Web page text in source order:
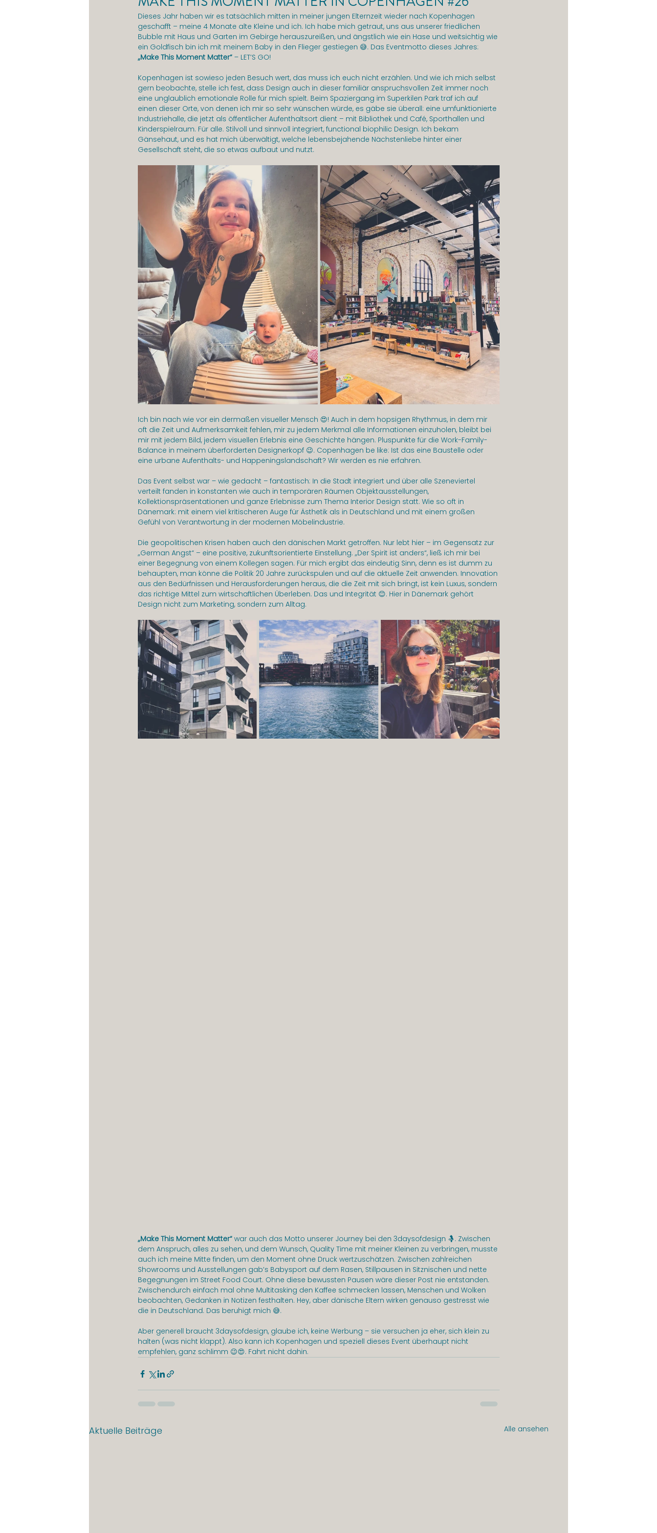
Dieses Jahr haben wir es tatsächlich mitten in meiner jungen Elternzeit wieder nach Kopenhagen
geschafft – meine 4 Monate alte Kleine und ich. Ich habe mich getraut, uns aus unserer friedlichen
Bubble mit Haus und Garten im Gebirge herauszureißen, und ängstlich wie ein Hase und weitsichtig wie
ein Goldfisch bin ich mit meinem Baby in den Flieger gestiegen 😅. Das Eventmotto dieses Jahres:
„Make This Moment Matter“ – LET’S GO!
Kopenhagen ist sowieso jeden Besuch wert, das muss ich euch nicht erzählen. Und wie ich mich selbst
gern beobachte, stelle ich fest, dass Design auch in dieser familiär anspruchsvollen Zeit immer noch
eine unglaublich emotionale Rolle für mich spielt. Beim Spaziergang im Superkilen Park traf ich auf
einen dieser Orte, von denen ich mir so sehr wünschen würde, es gäbe sie überall: eine umfunktionierte
Industriehalle, die jetzt als öffentlicher Aufenthaltsort dient – mit Bibliothek und Café, Sporthallen und
Kinderspielraum. Für alle. Stilvoll und sinnvoll integriert, functional biophilic Design. Ich bekam
Gänsehaut, und es hat mich überwältigt, welche lebensbejahende Nächstenliebe hinter einer
Gesellschaft steht, die so etwas aufbaut und nutzt.
Ich bin nach wie vor ein dermaßen visueller Mensch 😍! Auch in dem hopsigen Rhythmus, in dem mir
oft die Zeit und Aufmerksamkeit fehlen, mir zu jedem Merkmal alle Informationen einzuholen, bleibt bei
mir mit jedem Bild, jedem visuellen Erlebnis eine Geschichte hängen. Pluspunkte für die Work-Family-
Balance in meinem überforderten Designerkopf 😉. Copenhagen be like: Ist das eine Baustelle oder
eine urbane Aufenthalts- und Happeningslandschaft? Wir werden es nie erfahren.
Das Event selbst war – wie gedacht – fantastisch: In die Stadt integriert und über alle Szeneviertel
verteilt fanden in konstanten wie auch in temporären Räumen Objektausstellungen,
Kollektionspräsentationen und ganze Erlebnisse zum Thema Interior Design statt. Wie so oft in
Dänemark: mit einem viel kritischeren Auge für Ästhetik als in Deutschland und mit einem großen
Gefühl von Verantwortung in der modernen Möbelindustrie.
Die geopolitischen Krisen haben auch den dänischen Markt getroffen. Nur lebt hier – im Gegensatz zur
„German Angst“ – eine positive, zukunftsorientierte Einstellung. „Der Spirit ist anders“, ließ ich mir bei
einer Begegnung von einem Kollegen sagen. Für mich ergibt das eindeutig Sinn, denn es ist dumm zu
behaupten, man könne die Politik 20 Jahre zurückspulen und auf die aktuelle Zeit anwenden. Innovation
aus den Bedürfnissen und Herausforderungen heraus, die die Zeit mit sich bringt, ist kein Luxus, sondern
das richtige Mittel zum wirtschaftlichen Überleben. Das und Integrität 😊. Hier in Dänemark gehört
Design nicht zum Marketing, sondern zum Alltag.
„Make This Moment Matter“ war auch das Motto unserer Journey bei den 3daysofdesign 🤱. Zwischen
dem Anspruch, alles zu sehen, und dem Wunsch, Quality Time mit meiner Kleinen zu verbringen, musste
auch ich meine Mitte finden, um den Moment ohne Druck wertzuschätzen. Zwischen zahlreichen
Showrooms und Ausstellungen gab’s Babysport auf dem Rasen, Stillpausen in Sitznischen und nette
Begegnungen im Street Food Court. Ohne diese bewussten Pausen wäre dieser Post nie entstanden.
Zwischendurch einfach mal ohne Multitasking den Kaffee schmecken lassen, Menschen und Wolken
beobachten, Gedanken in Notizen festhalten. Hey, aber dänische Eltern wirken genauso gestresst wie
die in Deutschland. Das beruhigt mich 😅.
Aber generell braucht 3daysofdesign, glaube ich, keine Werbung – sie versuchen ja eher, sich klein zu
halten (was nicht klappt). Also kann ich Kopenhagen und speziell dieses Event überhaupt nicht
empfehlen, ganz schlimm 😉😍. Fahrt nicht dahin.
Aktuelle Beiträge Alle ansehen